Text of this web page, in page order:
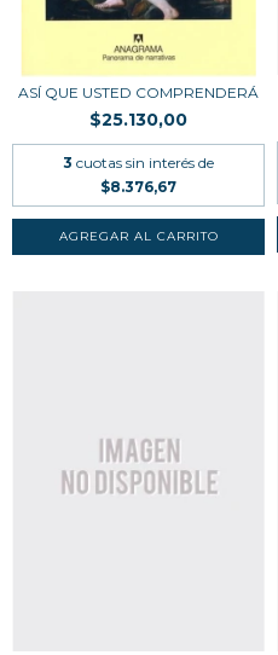
ASÍ QUE USTED COMPRENDERÁ
$25.130,00
3 cuotas sin interés de
$8.376,67